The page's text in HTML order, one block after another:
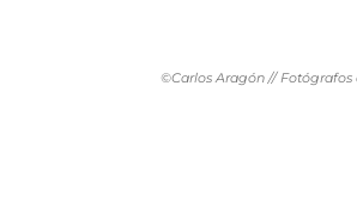
©Carlos Aragón // Fotógrafos